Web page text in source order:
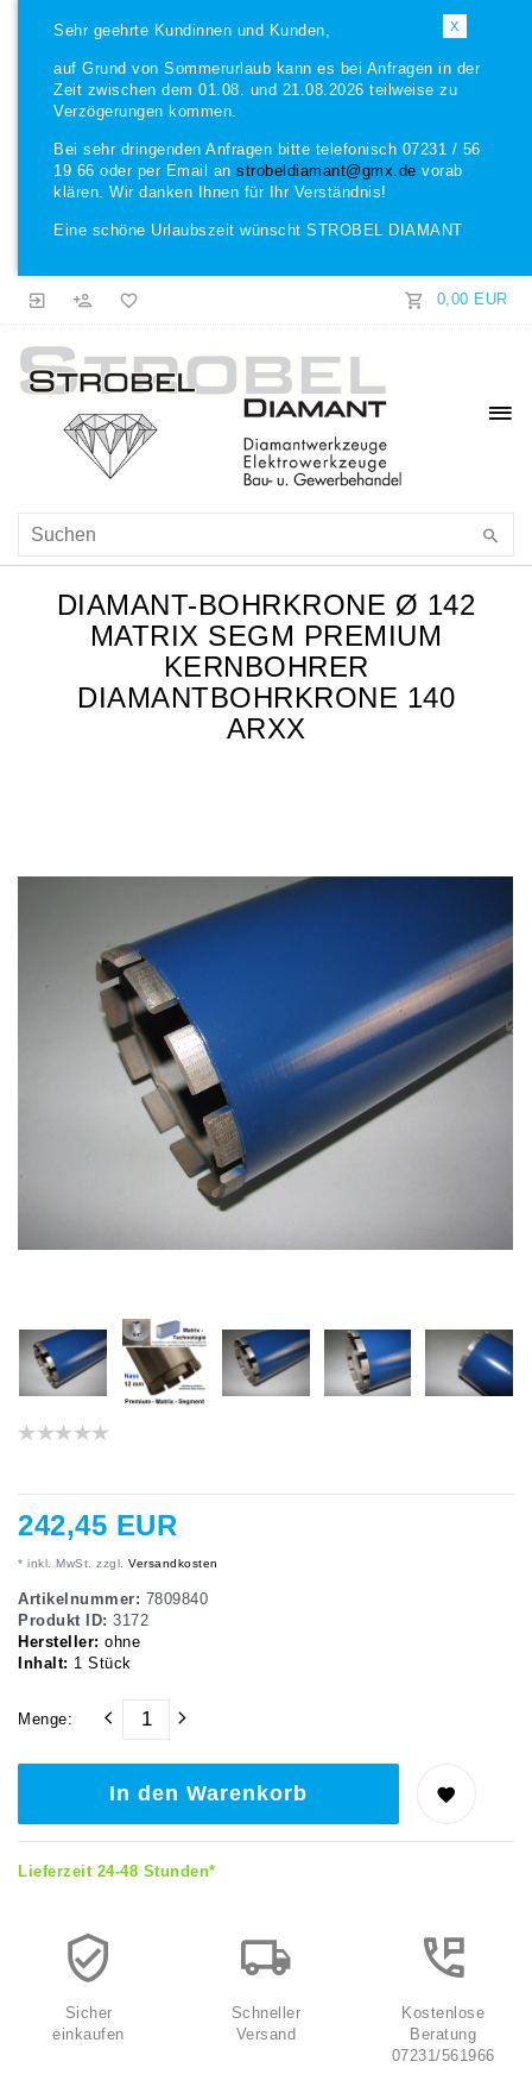
X
Sehr geehrte Kundinnen und Kunden,
auf Grund von Sommerurlaub kann es bei Anfragen in der
Zeit zwischen dem 01.08. und 21.08.2026 teilweise zu
Verzögerungen kommen.
Bei sehr dringenden Anfragen bitte telefonisch 07231 / 56
19 66 oder per Email an strobeldiamant@gmx.de vorab
klären. Wir danken Ihnen für Ihr Verständnis!
Eine schöne Urlaubszeit wünscht STROBEL DIAMANT
0,00 EUR
DIAMANT-BOHRKRONE Ø 142
MATRIX SEGM PREMIUM
KERNBOHRER
DIAMANTBOHRKRONE 140
ARXX
242,45 EUR
* inkl. MwSt. zzgl. Versandkosten
Artikelnummer: 7809840
Produkt ID: 3172
Hersteller: ohne
Inhalt: 1 Stück
Menge:
In den Warenkorb
Lieferzeit 24-48 Stunden*
Sicher
einkaufen
Schneller
Versand
Kostenlose
Beratung
07231/561966